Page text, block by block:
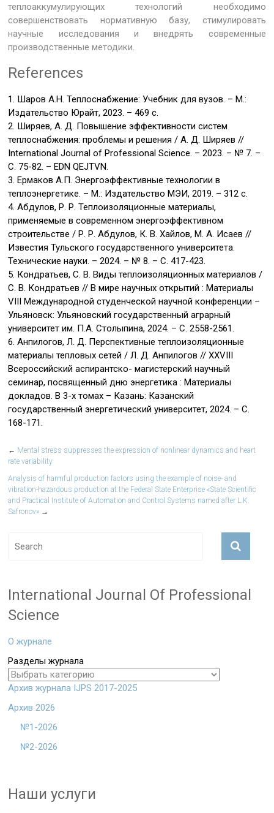
теплоаккумулирующих технологий необходимо
совершенствовать нормативную базу, стимулировать
научные исследования и внедрять современные
производственные методики.
References
1. Шаров А.Н. Теплоснабжение: Учебник для вузов. – М.:
Издательство Юрайт, 2023. – 469 с.
2. Ширяев, А. Д. Повышение эффективности систем
теплоснабжения: проблемы и решения / А. Д. Ширяев //
International Journal of Professional Science. – 2023. – № 7. –
С. 75-82. – EDN QEJTVN.
3. Ермаков А.П. Энергоэффективные технологии в
теплоэнергетике. – М.: Издательство МЭИ, 2019. – 312 с.
4. Абдулов, Р. Р. Теплоизоляционные материалы,
применяемые в современном энергоэффективном
строительстве / Р. Р. Абдулов, К. В. Хайлов, М. А. Исаев //
Известия Тульского государственного университета.
Технические науки. – 2024. – № 8. – С. 417-423.
5. Кондратьев, С. В. Виды теплоизоляционных материалов /
С. В. Кондратьев // В мире научных открытий : Материалы
VIII Международной студенческой научной конференции –
Ульяновск: Ульяновский государственный аграрный
университет им. П.А. Столыпина, 2024. – С. 2558-2561.
6. Анпилогов, Л. Д. Перспективные теплоизоляционные
материалы тепловых сетей / Л. Д. Анпилогов // XXVIII
Всероссийский аспирантско- магистерский научный
семинар, посвященный дню энергетика : Материалы
докладов. В 3-х томах – Казань: Казанский
государственный энергетический университет, 2024. – С.
168-171.
← Mental stress suppresses the expression of nonlinear dynamics and heart
rate variability
Analysis of harmful production factors using the example of noise- and
vibration-hazardous production at the Federal State Enterprise «State Scientific
and Practical Institute of Automation and Control Systems named after L.K.
Safronov» →
International Journal Of Professional
Science
О журнале
Разделы журнала
Архив журнала IJPS 2017-2025
Архив 2026
№1-2026
№2-2026
Наши услуги